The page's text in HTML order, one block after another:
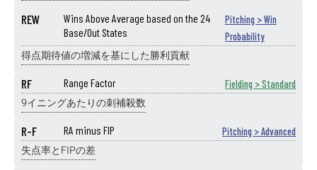
REW
Wins Above Average based on the 24
Base/Out States
Pitching > Win
Probability
得点期待値の増減を基にした勝利貢献
RF Range Factor Fielding > Standard
9イニングあたりの刺補殺数
R-F RA minus FIP Pitching > Advanced
失点率とFIPの差